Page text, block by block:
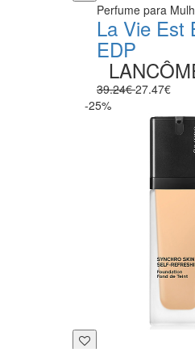
Perfume para
La Vie Est
EDP
39.24€27.47€
-25%